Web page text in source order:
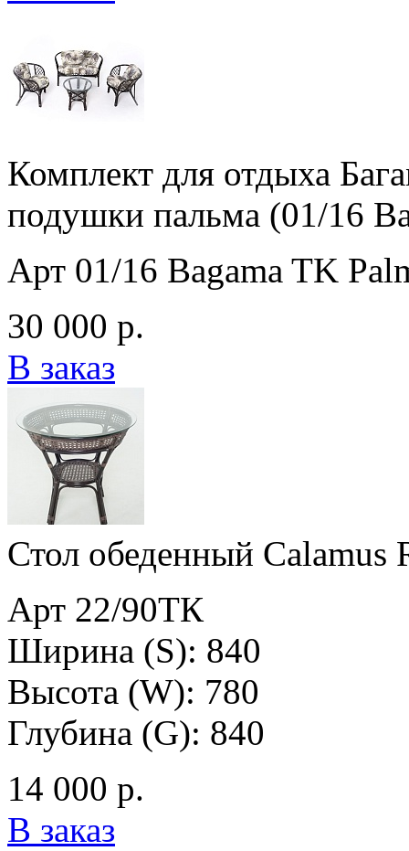
Комплект для отдыха
подушки пальма (01/16
Арт 01/16 Bagama TK
30 000 р.
В заказ
Стол обеденный
Арт 22/90ТК
Ширина (S): 840
Высота (W): 780
Глубина (G): 840
14 000 р.
В заказ